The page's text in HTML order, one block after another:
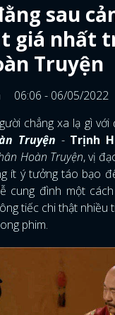
sau
giá nhất
Truyện
06:06 - 06/05/2022
chẳng xa lạ gì
Truyện - Trịnh
Hoàn Truyện, vị
ít ý tưởng táo bạo
cung đình một
tiếc chi thật nhiều
phim.